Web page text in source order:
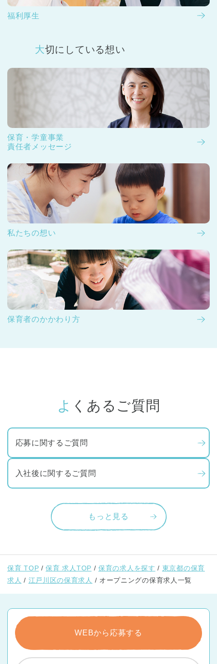
福利厚生
大切にしている想い
保育・学童事業
責任者メッセージ
私たちの想い
保育者のかかわり方
よくあるご質問
応募に関するご質問
入社後に関するご質問
もっと見る
保育 TOP 保育 求人TOP 保育の求人を探す
東京都の保育
求人
江戸川区の保育求人 オープニングの保育求人一覧
WEBから応募する